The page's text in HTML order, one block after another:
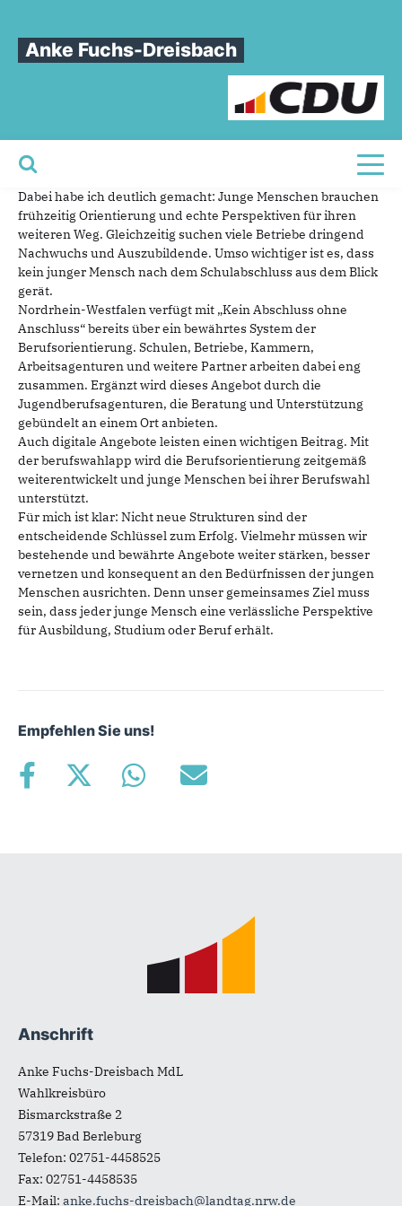
Anke Fuchs-Dreisbach
Sie sind hier
PlenarredezurBerufsorientierung
Im Landtag Nordrhein-Westfalen haben wir heute über die
Berufsorientierung und den Übergang von der Schule in
Ausbildung, Studium und Beruf diskutiert.
Dabei habe ich deutlich gemacht: Junge Menschen brauchen
frühzeitig Orientierung und echte Perspektiven für ihren
weiteren Weg. Gleichzeitig suchen viele Betriebe dringend
Nachwuchs und Auszubildende. Umso wichtiger ist es, dass
kein junger Mensch nach dem Schulabschluss aus dem Blick
gerät.
Nordrhein-Westfalen verfügt mit „Kein Abschluss ohne
Anschluss“ bereits über ein bewährtes System der
Berufsorientierung. Schulen, Betriebe, Kammern,
Arbeitsagenturen und weitere Partner arbeiten dabei eng
zusammen. Ergänzt wird dieses Angebot durch die
Jugendberufsagenturen, die Beratung und Unterstützung
gebündelt an einem Ort anbieten.
Auch digitale Angebote leisten einen wichtigen Beitrag. Mit
der berufswahlapp wird die Berufsorientierung zeitgemäß
weiterentwickelt und junge Menschen bei ihrer Berufswahl
unterstützt.
Für mich ist klar: Nicht neue Strukturen sind der
entscheidende Schlüssel zum Erfolg. Vielmehr müssen wir
bestehende und bewährte Angebote weiter stärken, besser
vernetzen und konsequent an den Bedürfnissen der jungen
Menschen ausrichten. Denn unser gemeinsames Ziel muss
sein, dass jeder junge Mensch eine verlässliche Perspektive
für Ausbildung, Studium oder Beruf erhält.
Empfehlen Sie uns!
Anschrift
Anke Fuchs-Dreisbach MdL
Wahlkreisbüro
Bismarckstraße 2
57319Bad Berleburg
Telefon: 02751-4458525
Fax: 02751-4458535
E-Mail: anke.fuchs-dreisbach@landtag.nrw.de